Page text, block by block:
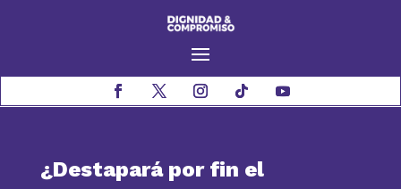
¿Destapará por fin el